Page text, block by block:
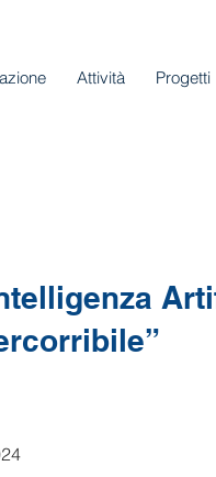
Attività Progetti